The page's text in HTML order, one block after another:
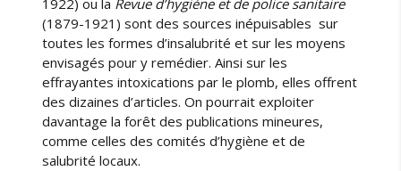
1922) ou la Revue d’hygiène et de police sanitaire
(1879-1921) sont des sources inépuisables sur
toutes les formes d’insalubrité et sur les moyens
envisagés pour y remédier. Ainsi sur les
effrayantes intoxications par le plomb, elles offrent
des dizaines d’articles. On pourrait exploiter
davantage la forêt des publications mineures,
comme celles des comités d’hygiène et de
salubrité locaux.